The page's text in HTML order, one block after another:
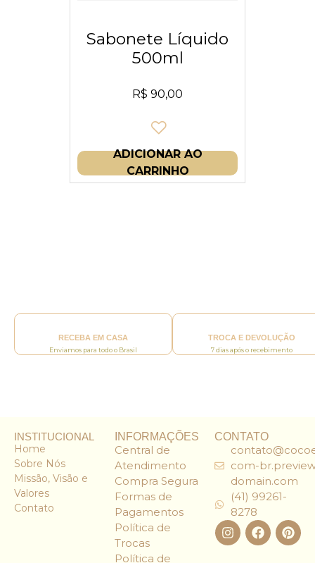
Sabonete Líquido
500ml
R$ 90,00
ADICIONAR AO
CARRINHO
RECEBA EM CASA
Enviamos para todo o Brasil
TROCA E DEVOLUÇÃO
7 dias após o recebimento
INSTITUCIONAL
Home
Sobre Nós
Missão, Visão e
Valores
Contato
INFORMAÇÕES
Central de
Atendimento
Compra Segura
Formas de
Pagamentos
Política de
Trocas
Política de
CONTATO
com-
domain.com
(41) 99261-
8278